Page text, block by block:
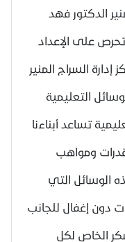
الدكتور فهد
تحرص على الإعداد
السراج المنير
التعليمية
تساعد أبناءنا
ومواهب
الوسائل التي
دون إغفال للجانب
الخاص لكل